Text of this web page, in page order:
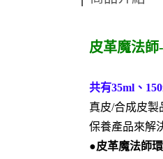
皮革魔法師
共有35ml、
真皮/合成皮
保養產品來解
●皮革魔法師